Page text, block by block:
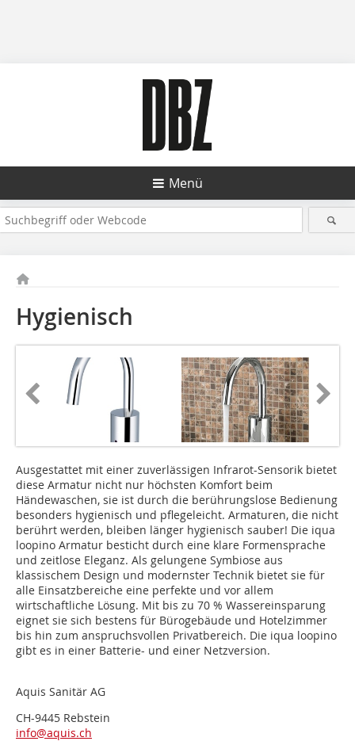
Menü
Hygienisch
Ausgestattet mit einer zuverlässigen Infrarot-Sensorik bietet
diese Armatur nicht nur höchsten Komfort beim
Händewaschen, sie ist durch die berührungslose Bedienung
besonders hygienisch und pflegeleicht. Armaturen, die nicht
berührt werden, bleiben länger hygienisch sauber! Die iqua
loopino Armatur besticht durch eine klare Formensprache
und zeitlose Eleganz. Als gelungene Symbiose aus
klassischem Design und modernster Technik bietet sie für
alle Einsatzbereiche eine perfekte und vor allem
wirtschaftliche Lösung. Mit bis zu 70 % Wassereinsparung
eignet sie sich bestens für Bürogebäude und Hotelzimmer
bis hin zum anspruchsvollen Privatbereich. Die iqua loopino
gibt es in einer Batterie- und einer Netzversion.
Aquis Sanitär AG
CH-9445 Rebstein
info@aquis.ch